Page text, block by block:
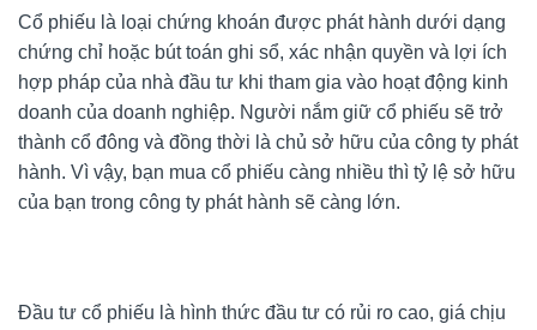
Cổ phiếu là loại chứng khoán được phát hành dưới dạng
chứng chỉ hoặc bút toán ghi sổ, xác nhận quyền và lợi ích
hợp pháp của nhà đầu tư khi tham gia vào hoạt động kinh
doanh của doanh nghiệp. Người nắm giữ cổ phiếu sẽ trở
thành cổ đông và đồng thời là chủ sở hữu của công ty phát
hành. Vì vậy, bạn mua cổ phiếu càng nhiều thì tỷ lệ sở hữu
của bạn trong công ty phát hành sẽ càng lớn.
Đầu tư cổ phiếu là hình thức đầu tư có rủi ro cao, giá chịu